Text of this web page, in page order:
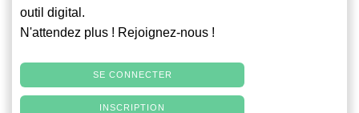
outil digital.
N'attendez plus ! Rejoignez-nous !
SE CONNECTER
INSCRIPTION